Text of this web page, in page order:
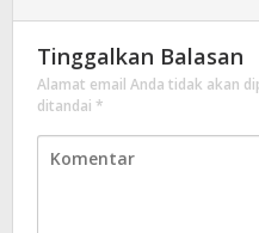
Tinggalkan Balasan
Alamat email Anda tidak akan
ditandai *